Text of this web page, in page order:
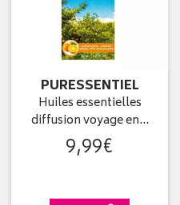
PURESSENTIEL
Huiles essentielles
diffusion voyage en…
9,99€